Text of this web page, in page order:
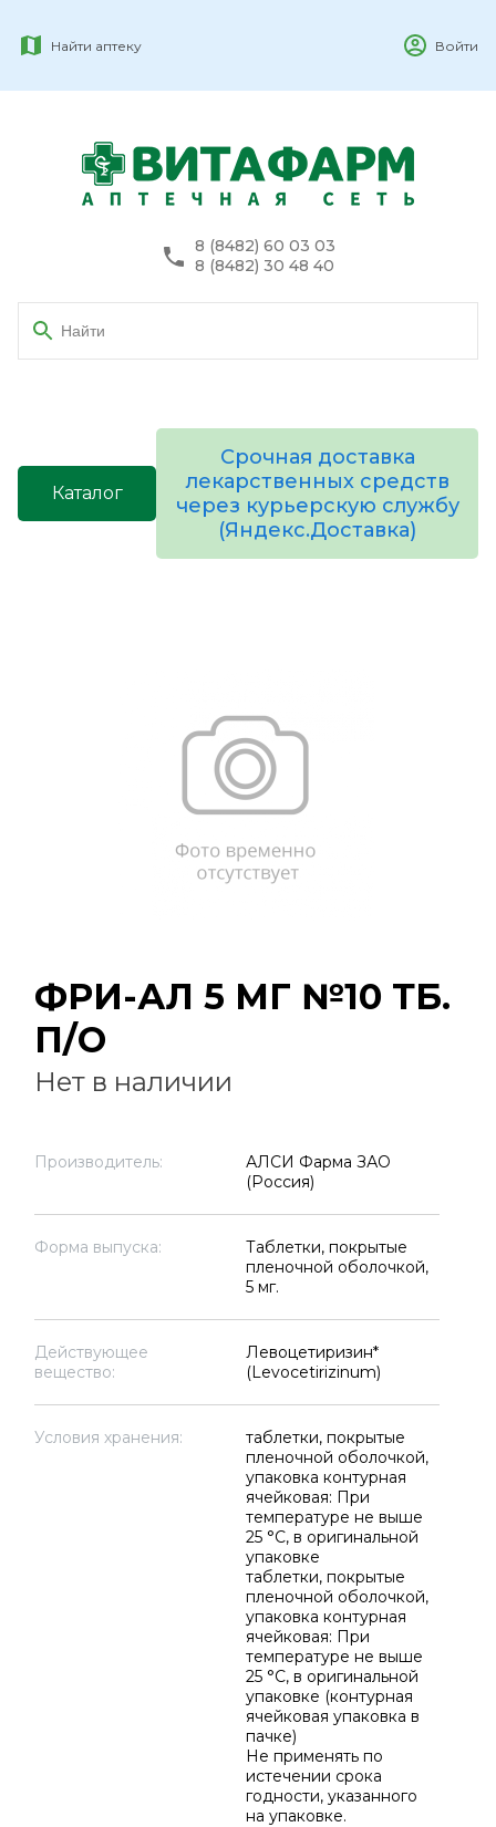
Найти аптеку Войти
8 (8482) 60 03 03
8 (8482) 30 48 40
Каталог
Срочная доставка
лекарственных средств
через курьерскую службу
(Яндекс.Доставка)
ФРИ-АЛ 5 МГ №10 ТБ.
П/О
Нет в наличии
Производитель:
АЛСИ Фарма ЗАО
(Россия)
Форма выпуска:
Таблетки, покрытые
пленочной оболочкой,
5 мг.
Действующее
вещество:
Левоцетиризин*
(Levocetirizinum)
Условия хранения:
таблетки, покрытые
пленочной оболочкой,
упаковка контурная
ячейковая: При
температуре не выше
25 °C, в оригинальной
упаковке
таблетки, покрытые
пленочной оболочкой,
упаковка контурная
ячейковая: При
температуре не выше
25 °C, в оригинальной
упаковке (контурная
ячейковая упаковка в
пачке)
Не применять по
истечении срока
годности, указанного
на упаковке.